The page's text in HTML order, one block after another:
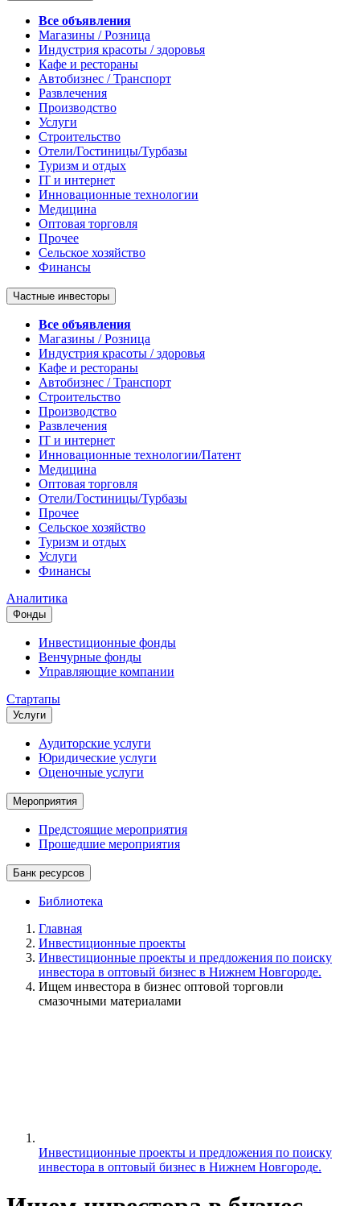
Все объявления
Магазины / Розница
Индустрия красоты / здоровья
Кафе и рестораны
Автобизнес / Транспорт
Развлечения
Производство
Услуги
Строительство
Отели/Гостиницы/Турбазы
Туризм и отдых
IT и интернет
Инновационные технологии
Медицина
Оптовая торговля
Прочее
Сельское хозяйство
Финансы
Частные инвесторы
Все объявления
Магазины / Розница
Индустрия красоты / здоровья
Кафе и рестораны
Автобизнес / Транспорт
Строительство
Производство
Развлечения
IT и интернет
Инновационные технологии/Патент
Медицина
Оптовая торговля
Отели/Гостиницы/Турбазы
Прочее
Сельское хозяйство
Туризм и отдых
Услуги
Финансы
Аналитика
Фонды
Инвестиционные фонды
Венчурные фонды
Управляющие компании
Стартапы
Услуги
Аудиторские услуги
Юридические услуги
Оценочные услуги
Мероприятия
Предстоящие мероприятия
Прошедшие мероприятия
Банк ресурсов
Библиотека
Главная
Инвестиционные проекты
Инвестиционные проекты и предложения по поиску
инвестора в оптовый бизнес в Нижнем Новгороде.
Ищем инвестора в бизнес оптовой торговли
смазочными материалами
Инвестиционные проекты и предложения по поиску
инвестора в оптовый бизнес в Нижнем Новгороде.